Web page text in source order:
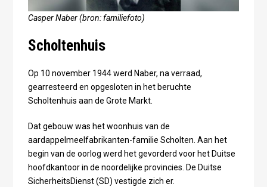
Casper Naber (bron: familiefoto)
Scholtenhuis
Op 10 november 1944 werd Naber, na verraad,
gearresteerd en opgesloten in het beruchte
Scholtenhuis aan de Grote Markt.
Dat gebouw was het woonhuis van de
aardappelmeelfabrikanten-familie Scholten. Aan het
begin van de oorlog werd het gevorderd voor het Duitse
hoofdkantoor in de noordelijke provincies. De Duitse
SicherheitsDienst (SD) vestigde zich er.